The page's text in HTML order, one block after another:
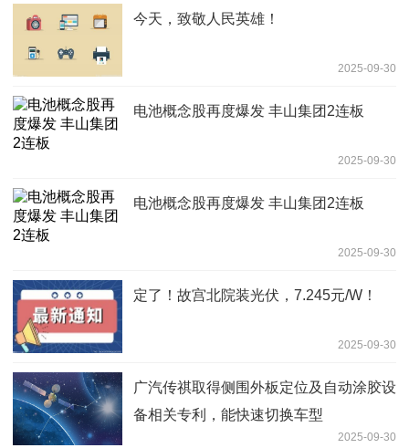
今天，致敬人民英雄！
2025-09-30
电池概念股再度爆发 丰山集团2连板
2025-09-30
电池概念股再度爆发 丰山集团2连板
2025-09-30
定了！故宫北院装光伏，7.245元/W！
2025-09-30
广汽传祺取得侧围外板定位及自动涂胶设
备相关专利，能快速切换车型
2025-09-30